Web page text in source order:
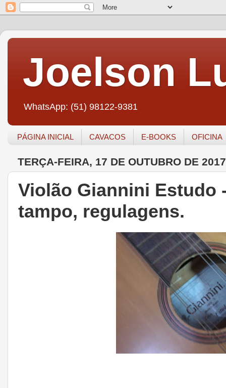
Joelson
WhatsApp: (51) 98122-9381
PÁGINA INICIAL CAVACOS E-BOOKS OFICINA
TERÇA-FEIRA, 17 DE OUTUBRO DE 2017
Violão Giannini Estudo
tampo, regulagens.